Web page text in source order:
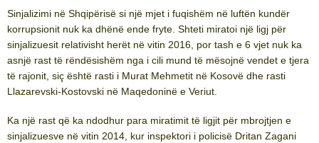
Sinjalizimi në Shqipërisë si një mjet i fuqishëm në luftën kundër
korrupsionit nuk ka dhënë ende fryte. Shteti miratoi një ligj për
sinjalizuesit relativisht herët në vitin 2016, por tash e 6 vjet nuk ka
asnjë rast të rëndësishëm nga i cili mund të mësojnë vendet e tjera
të rajonit, siç është rasti i Murat Mehmetit në Kosovë dhe rasti
Llazarevski-Kostovski në Maqedoninë e Veriut.
Ka një rast që ka ndodhur para miratimit të ligjit për mbrojtjen e
sinjalizuesve në vitin 2014, kur inspektori i policisë Dritan Zagani